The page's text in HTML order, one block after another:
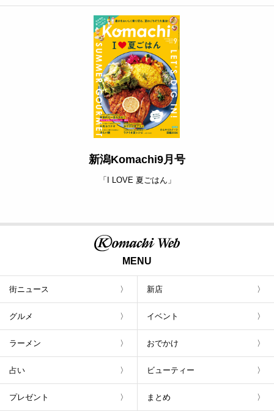
新潟Komachi9月号
「I LOVE 夏ごはん」
MENU
街ニュース 新店
グルメ イベント
ラーメン おでかけ
占い ビューティー
プレゼント まとめ